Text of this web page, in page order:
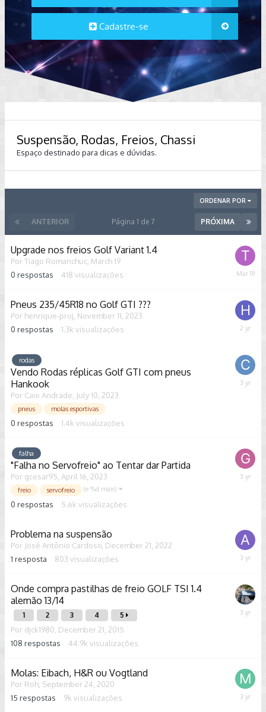
Cadastre-se
Suspensão, Rodas, Freios, Chassi
Espaço destinado para dicas e dúvidas.
ORDENAR POR
ANTERIOR PRÓXIMA
Página 1 de 7
Upgrade nos freios Golf Variant 1.4
Por Tiago Romanchuc March 19
0 respostas 418 visualizações
March
Pneus 235/45R18 no Golf GTI ???
Por henrique-proj November 11, 2023
0 respostas 1.3k visualizações
rodas
Vendo Rodas réplicas Golf GTI com pneus
Hankook
Por Caio Andrade July 10, 2023
pneus molas esportivas
0 respostas 1.4k visualizações
July
falha
"Falha no Servofreio" ao Tentar dar Partida
Por gcesar95 April 16, 2023
freio servofreio (e %d mais)
0 respostas 5.6k visualizações
April
Problema na suspensão
Por José Antônio Cardoso December 21, 2022
1 resposta 803 visualizações
March
Onde compra pastilhas de freio GOLF TSI 1.4
alemão 13/14
1 2 3 4 5
Por djck1980 December 21, 2015
108 respostas 44.9k visualizações
February
Molas: Eibach, H&R ou Vogtland
Por Roh September 24, 2020
15 respostas 9k visualizações